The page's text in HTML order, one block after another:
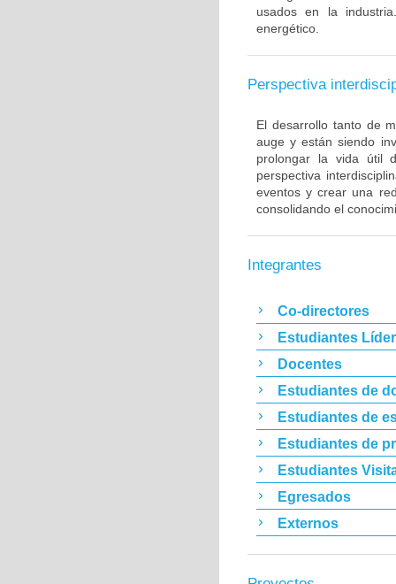
usados en la
energético.
Perspectiva
El desarrollo tanto de
auge y están siendo
prolongar la vida útil
perspectiva
eventos y crear una
consolidando el
Integrantes
Co-directores
Estudiantes
Docentes
Estudiantes de
Estudiantes de
Estudiantes de
Estudiantes
Egresados
Externos